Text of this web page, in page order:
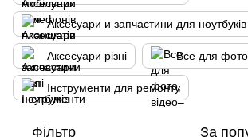
Аксесуари и запчастини для
Аксесуари різні Все для
Інструменти для ремонту
Фільтр За